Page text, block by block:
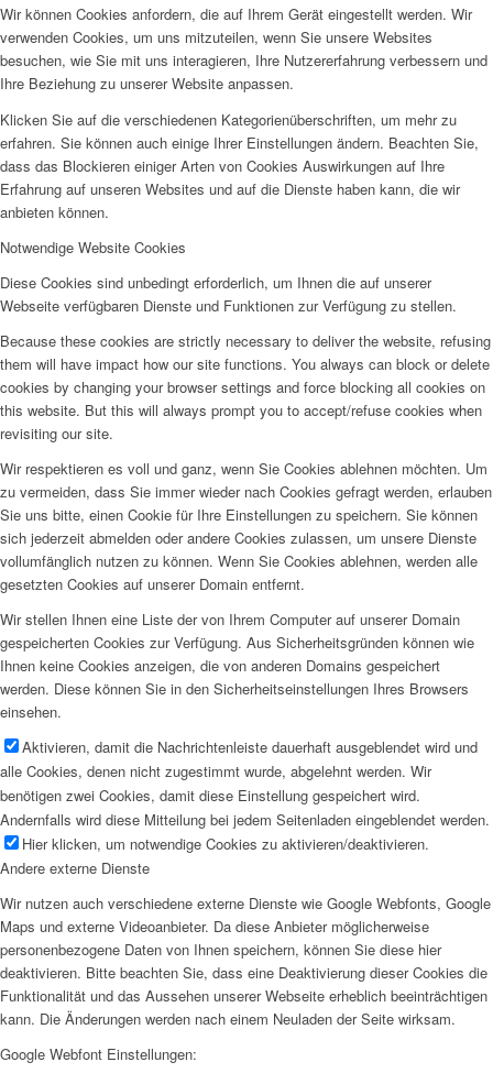
Wir können Cookies anfordern, die auf Ihrem Gerät eingestellt werden. Wir
verwenden Cookies, um uns mitzuteilen, wenn Sie unsere Websites
besuchen, wie Sie mit uns interagieren, Ihre Nutzererfahrung verbessern und
Ihre Beziehung zu unserer Website anpassen.
Klicken Sie auf die verschiedenen Kategorienüberschriften, um mehr zu
erfahren. Sie können auch einige Ihrer Einstellungen ändern. Beachten Sie,
dass das Blockieren einiger Arten von Cookies Auswirkungen auf Ihre
Erfahrung auf unseren Websites und auf die Dienste haben kann, die wir
anbieten können.
Notwendige Website Cookies
Diese Cookies sind unbedingt erforderlich, um Ihnen die auf unserer
Webseite verfügbaren Dienste und Funktionen zur Verfügung zu stellen.
Because these cookies are strictly necessary to deliver the website, refusing
them will have impact how our site functions. You always can block or delete
cookies by changing your browser settings and force blocking all cookies on
this website. But this will always prompt you to accept/refuse cookies when
revisiting our site.
Wir respektieren es voll und ganz, wenn Sie Cookies ablehnen möchten. Um
zu vermeiden, dass Sie immer wieder nach Cookies gefragt werden, erlauben
Sie uns bitte, einen Cookie für Ihre Einstellungen zu speichern. Sie können
sich jederzeit abmelden oder andere Cookies zulassen, um unsere Dienste
vollumfänglich nutzen zu können. Wenn Sie Cookies ablehnen, werden alle
gesetzten Cookies auf unserer Domain entfernt.
Wir stellen Ihnen eine Liste der von Ihrem Computer auf unserer Domain
gespeicherten Cookies zur Verfügung. Aus Sicherheitsgründen können wie
Ihnen keine Cookies anzeigen, die von anderen Domains gespeichert
werden. Diese können Sie in den Sicherheitseinstellungen Ihres Browsers
einsehen.
Aktivieren, damit die Nachrichtenleiste dauerhaft ausgeblendet wird und
alle Cookies, denen nicht zugestimmt wurde, abgelehnt werden. Wir
benötigen zwei Cookies, damit diese Einstellung gespeichert wird.
Andernfalls wird diese Mitteilung bei jedem Seitenladen eingeblendet werden.
Hier klicken, um notwendige Cookies zu aktivieren/deaktivieren.
Andere externe Dienste
Wir nutzen auch verschiedene externe Dienste wie Google Webfonts, Google
Maps und externe Videoanbieter. Da diese Anbieter möglicherweise
personenbezogene Daten von Ihnen speichern, können Sie diese hier
deaktivieren. Bitte beachten Sie, dass eine Deaktivierung dieser Cookies die
Funktionalität und das Aussehen unserer Webseite erheblich beeinträchtigen
kann. Die Änderungen werden nach einem Neuladen der Seite wirksam.
Google Webfont Einstellungen: